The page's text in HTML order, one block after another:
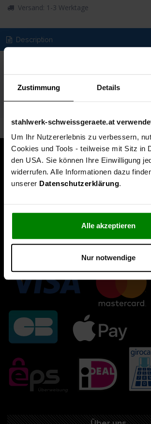
Zustimmung Details
stahlwerk-schweissgeraete.at
Um Ihr Nutzererlebnis zu verbessern,
Cookies und Tools - teilweise mit Sitz in
den USA. Sie können Ihre Einwilligung
widerrufen. Alle Informationen dazu
unserer Datenschutzerklärung.
Alle akzeptieren
Nur notwendige
Versand: 1-3 Werktage
Description
Technische Daten